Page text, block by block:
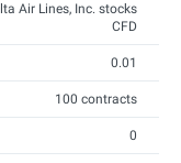
Air Lines, Inc. stocks
CFD
0.01
100 contracts
0